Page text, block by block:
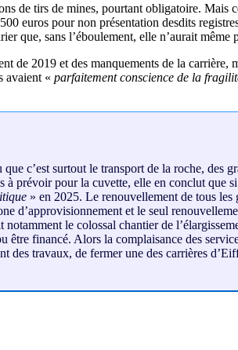
de tirs de mines, pourtant obligatoire. Mais
euros pour non présentation desdits
que, sans l’éboulement, elle n’aurait même
de 2019 et des manquements de la carrière,
avaient « parfaitement conscience de la
c’est surtout le transport de la roche, des
prévoir pour la cuvette, elle en conclut que
» en 2025. Le renouvellement de tous les
d’approvisionnement et le seul
le colossal chantier de
financé. Alors la complaisance des
travaux, de fermer une des carrières